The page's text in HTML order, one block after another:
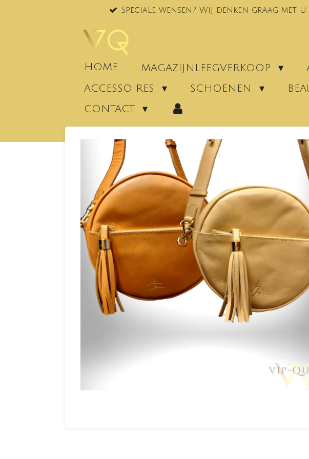
Speciale wensen? Wij denken graag met u
HOME MAGAZIJNLEEGVERKOOP
ACCESSOIRES
SCHOENEN
CONTACT